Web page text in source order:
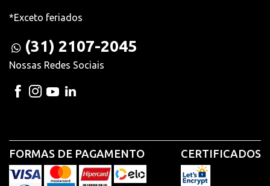
*Exceto feriados
(31) 2107-2045
Nossas Redes Sociais
FORMAS DE PAGAMENTO CERTIFICADOS